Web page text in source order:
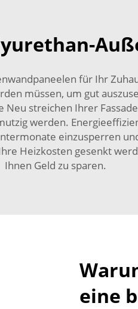
für Ihr
müssen, um gut
streichen Ihrer
werden.
einzusperren
Heizkosten gesenkt
Ihnen Geld zu sparen.
eine